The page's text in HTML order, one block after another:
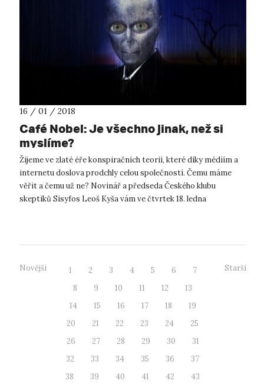
16 / 01 / 2018
Café Nobel: Je všechno jinak, než si
myslíme?
Žijeme ve zlaté éře konspiračních teorií, které díky médiím a
internetu doslova prodchly celou společností. Čemu máme
věřit a čemu už ne? Novinář a předseda Českého klubu
skeptiků Sisyfos Leoš Kyša vám ve čtvrtek 18. ledna
Novější 1 2 3 4 5 6
7
8
9 10 11 12
13
14
15 16 17 18
19
20
21 22 23 24
25
26
27 28 29 30
31
32
33 34 35 36
37
38
39 40 41 42
43
Starší